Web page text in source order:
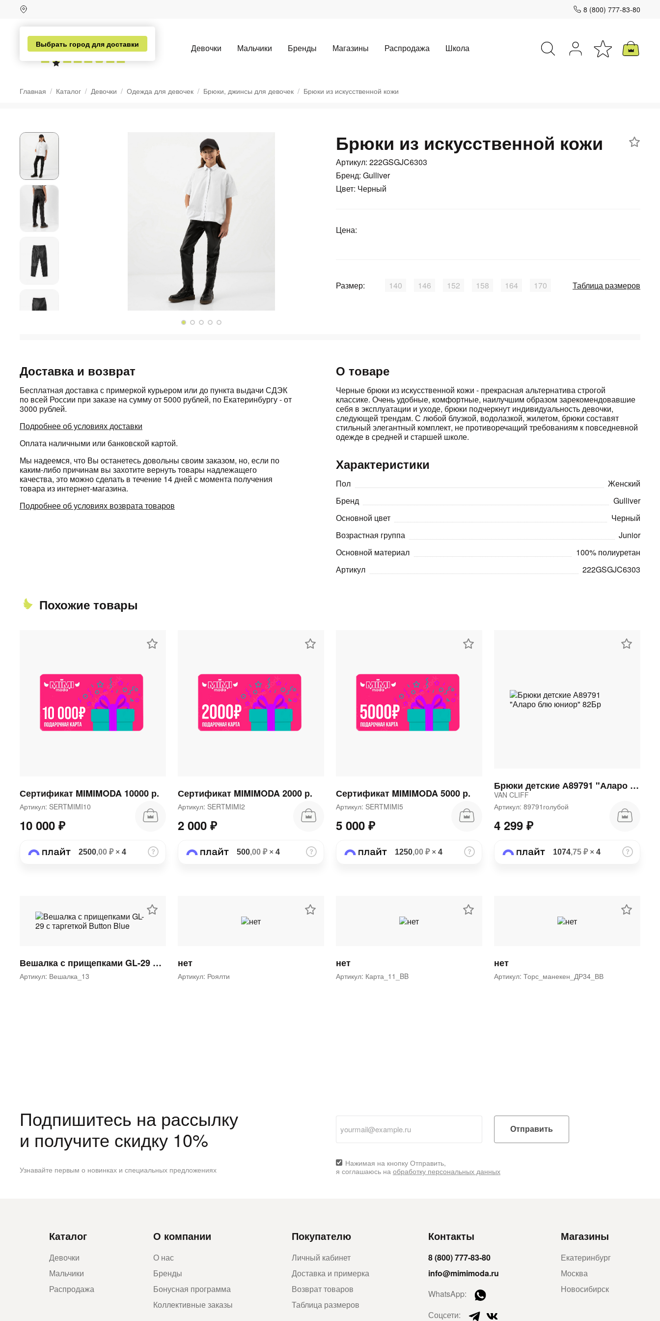
Выбрать город для доставки
8 (800) 777-83-80
Девочки Мальчики Бренды Магазины Распродажа Школа
Главная Каталог Девочки Одежда для девочек Брюки, джинсы для девочек Брюки из искусственной кожи
Брюки из искусственной кожи
Артикул: 222GSGJC6303
Бренд: Gulliver
Цвет: Черный
Цена:
Размер: 140 146 152 158 164 170 Таблица размеров
Доставка и возврат
Бесплатная доставка с примеркой курьером или до пункта выдачи СДЭК
по всей России при заказе на сумму от 5000 рублей, по Екатеринбургу - от
3000 рублей.
Подробнее об условиях доставки
Оплата наличными или банковской картой.
Мы надеемся, что Вы останетесь довольны своим заказом, но, если по
каким-либо причинам вы захотите вернуть товары надлежащего
качества, это можно сделать в течение 14 дней с момента получения
товара из интернет-магазина.
Подробнее об условиях возврата товаров
О товаре
Черные брюки из искусственной кожи - прекрасная альтернатива строгой
классике. Очень удобные, комфортные, наилучшим образом зарекомендовавшие
себя в эксплуатации и уходе, брюки подчеркнут индивидуальность девочки,
следующей трендам. С любой блузкой, водолазкой, жилетом, брюки составят
стильный элегантный комплект, не противоречащий требованиям к повседневной
одежде в средней и старшей школе.
Характеристики
Пол
Женский
Бренд
Gulliver
Основной цвет
Черный
Возрастная группа
Junior
Основной материал
100% полиуретан
Артикул
222GSGJC6303
Похожие товары
Сертификат MIMIMODA 10000 р.
Артикул: SERTMIMI10
10 000 ₽
2500,00 ₽× 4
Сертификат MIMIMODA 2000 р.
Артикул: SERTMIMI2
2 000 ₽
500,00 ₽× 4
Сертификат MIMIMODA 5000 р.
Артикул: SERTMIMI5
5 000 ₽
1250,00 ₽× 4
Брюки детские А89791 "Аларо блю юниор" 82Бр
VAN CLIFF
Артикул: 89791голубой
4 299 ₽
1074,75 ₽× 4
Вешалка с прищепками GL-29 с таргеткой Button Blue
Артикул: Вешалка_13
нет
Артикул: Роялти
нет
Артикул: Карта_11_BB
нет
Артикул: Торс_манекен_ДР34_ВВ
Подпишитесь на рассылку
и получите скидку 10%
Узнавайте первым о новинках и специальных предложениях
Отправить
Нажимая на кнопку Отправить,
я соглашаюсь на обработку персональных данных
Каталог
Девочки
Мальчики
Распродажа
О компании
О нас
Бренды
Бонусная программа
Коллективные заказы
Покупателю
Личный кабинет
Доставка и примерка
Возврат товаров
Таблица размеров
Контакты
8 (800) 777-83-80
info@mimimoda.ru
WhatsApp:
Соцсети:
Магазины
Екатеринбург
Москва
Новосибирск
Разбейте
на части без переплат
График платежей
Оплачивайте сегодня только
выбранный способом
Оставшиеся
списываться
с вашей карты
каждые 2 недели